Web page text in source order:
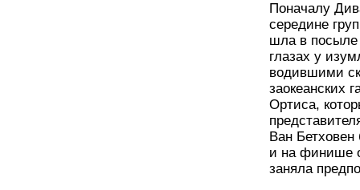
Поначалу
середине
шла в посыле
глазах у
водившими
заокеанских
Ортиса,
Ван
и на финише
заняла